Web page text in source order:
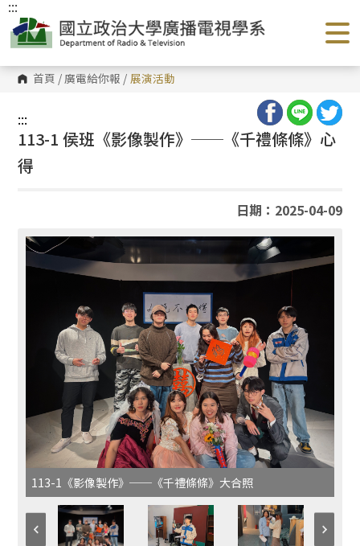
跳
到
主
要
內
容
區 首頁 /廣電給你報 / 展演活動
:::
:::
113-1 侯班《影像製作》──《千禮條條》心
得
日期：2025-04-09
113-1《影像製作》──《千禮條條》大合照